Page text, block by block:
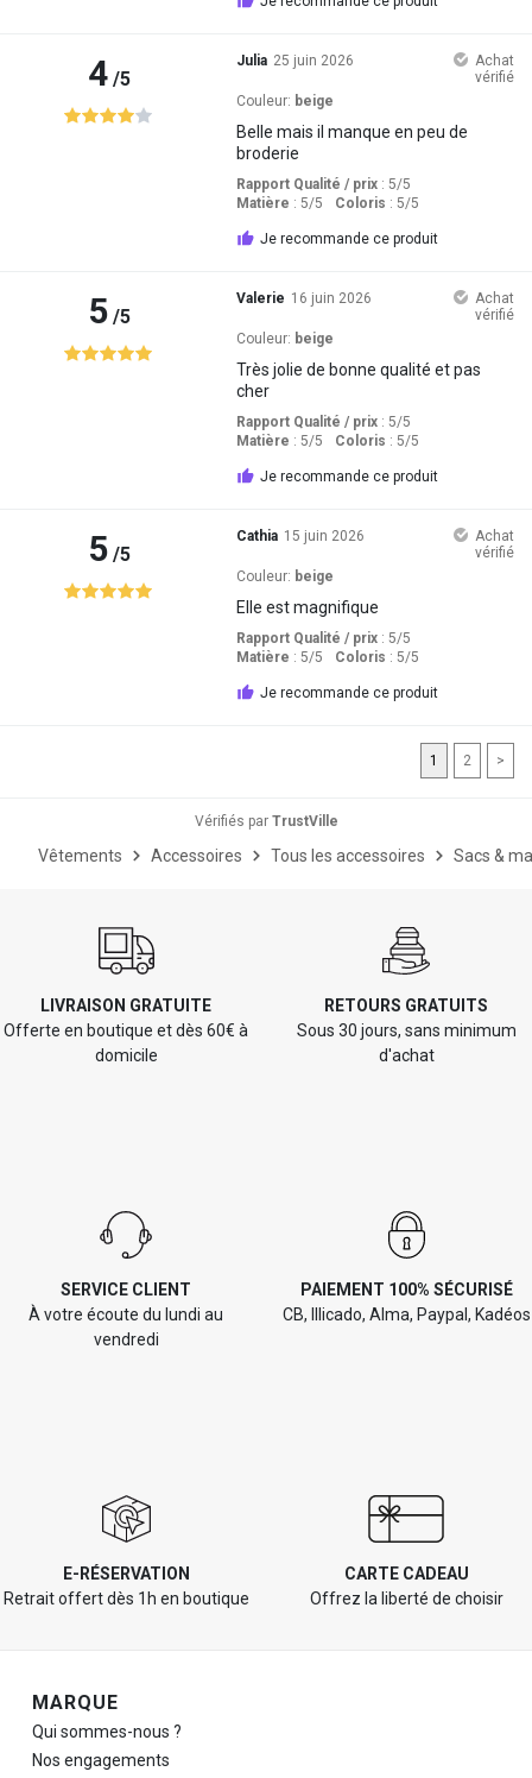
4/5
Julia 25 juin 2026
Achat
vérifié
Couleur: beige
Belle mais il manque en peu de
broderie
Rapport Qualité / prix: 5/5
Matière : 5/5 Coloris : 5/5
Je recommande ce produit
5/5
Valerie 16 juin 2026
Achat
vérifié
Couleur: beige
Très jolie de bonne qualité et pas
cher
Rapport Qualité / prix: 5/5
Matière : 5/5 Coloris : 5/5
Je recommande ce produit
5/5
Cathia 15 juin 2026
Achat
vérifié
Couleur: beige
Elle est magnifique
Rapport Qualité / prix: 5/5
Matière : 5/5 Coloris : 5/5
Je recommande ce produit
1 2 >
Vérifiés par TrustVille
Vêtements Accessoires Tous les accessoires Sacs &
LIVRAISON GRATUITE
Offerte en boutique et dès 60€ à
domicile
RETOURS GRATUITS
Sous 30 jours, sans minimum
d'achat
SERVICE CLIENT
À votre écoute du lundi au
vendredi
PAIEMENT 100% SÉCURISÉ
CB, Illicado, Alma, Paypal, Kadéos
E-RÉSERVATION
Retrait offert dès 1h en boutique
CARTE CADEAU
Offrez la liberté de choisir
Navigation de pied de page
MARQUE
Qui sommes-nous ?
Nos engagements